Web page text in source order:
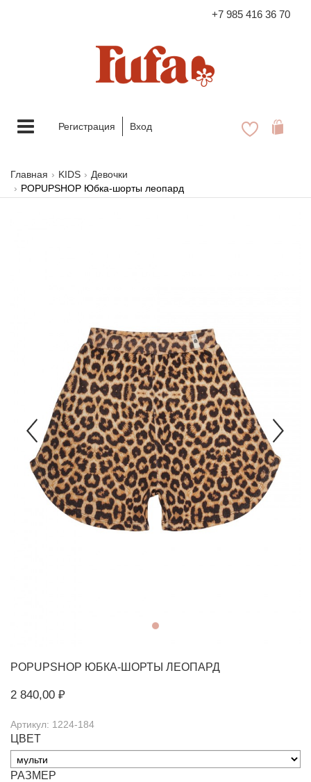
+7 985 416 36 70
FASHION FAMILY STORE
Меню Регистрация Вход
Главная KIDS
Девочки
POPUPSHOP Юбка-шорты леопард
POPUPSHOP ЮБКА-ШОРТЫ ЛЕОПАРД
2 840,00 ₽
Артикул: 1224-184
ЦВЕТ
РАЗМЕР